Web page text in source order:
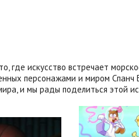
где искусство встречает
персонажами и миром
и мы рады поделиться этой